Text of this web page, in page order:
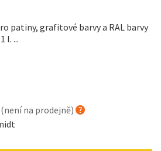
patiny, grafitové barvy a RAL barvy
l. ...
(není na prodejně)